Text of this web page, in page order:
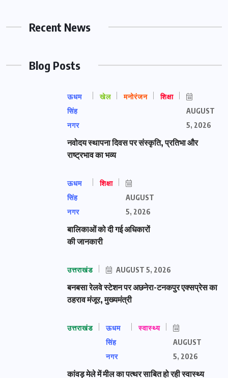
Recent News
Blog Posts
ऊधम
सिंह
नगर
खेल मनोरंजन शिक्षा
AUGUST
5, 2026
नवोदय स्थापना दिवस पर संस्कृति, प्रतिभा और
राष्ट्रभाव का भव्य
ऊधम
सिंह
नगर
शिक्षा
AUGUST
5, 2026
बालिकाओं को दी गई अधिकारों
की जानकारी
उत्तराखंड AUGUST 5, 2026
बनबसा रेलवे स्टेशन पर अछनेरा-टनकपुर एक्सप्रेस का
ठहराव मंजूर, मुख्यमंत्री
उत्तराखंड
ऊधम
सिंह
नगर
स्वास्थ्य
AUGUST
5, 2026
कांवड़ मेले में मील का पत्थर साबित हो रही स्वास्थ्य